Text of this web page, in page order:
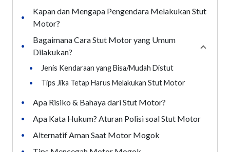
•
Kapan dan Mengapa Pengendara Melakukan Stut
Motor?
•
Bagaimana Cara Stut Motor yang Umum
Dilakukan?
•
Jenis Kendaraan yang Bisa/Mudah Distut
•
Tips Jika Tetap Harus Melakukan Stut Motor
• Apa Risiko & Bahaya dari Stut Motor?
• Apa Kata Hukum? Aturan Polisi soal Stut Motor
• Alternatif Aman Saat Motor Mogok